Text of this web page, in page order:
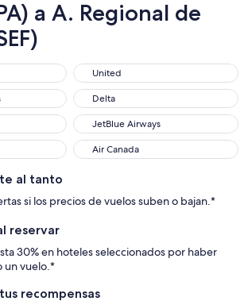
a A. Regional de
United
United
Delta
Delta
JetBlue Airways
JetBlue Airways
Air Canada
Air Canada
al tanto
si los precios de vuelos suben o bajan.*
reservar
30% en hoteles seleccionados por haber
un vuelo.*
recompensas